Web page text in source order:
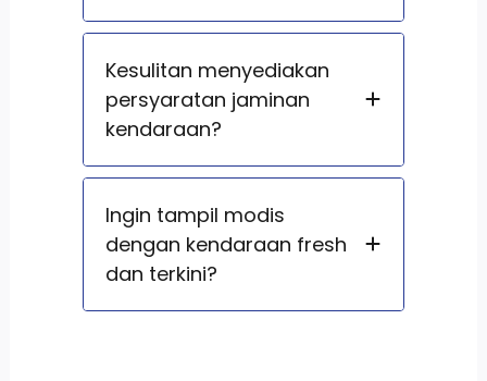
Kesulitan menyediakan
persyaratan jaminan
kendaraan?
Ingin tampil modis
dengan kendaraan fresh
dan terkini?